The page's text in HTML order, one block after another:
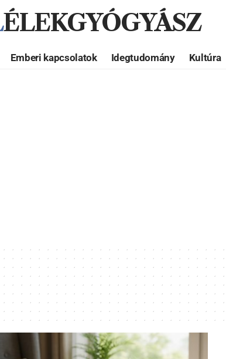
LÉLEKGYÓGYÁSZ
Emberi kapcsolatok Idegtudomány Kultúra